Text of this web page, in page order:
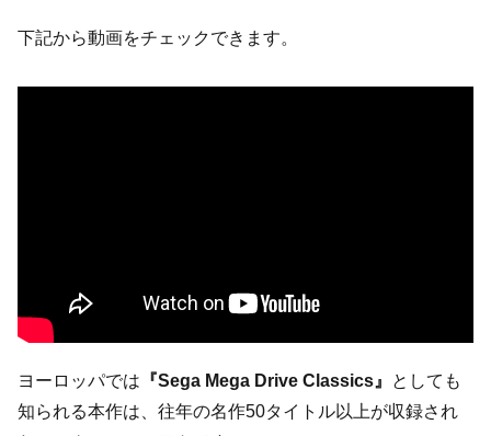
下記から動画をチェックできます。
ヨーロッパでは 『Sega Mega Drive Classics』
としても
知られる本作は、往年の名作50タイトル以上が収録され